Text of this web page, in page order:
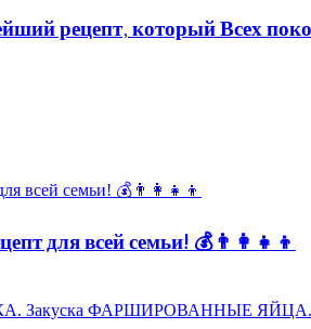
рецепт, который Всех
для всей семьи! 💰👨👩👧👦